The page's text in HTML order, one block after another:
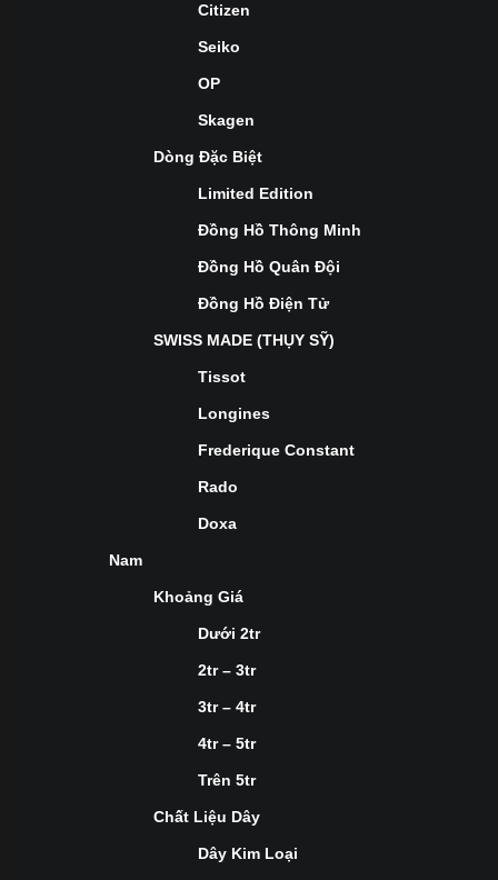
Citizen
Seiko
OP
Skagen
Dòng Đặc Biệt
Limited Edition
Đồng Hồ Thông Minh
Đồng Hồ Quân Đội
Đồng Hồ Điện Tử
SWISS MADE (THỤY SỸ)
Tissot
Longines
Frederique Constant
Rado
Doxa
Nam
Khoảng Giá
Dưới 2tr
2tr – 3tr
3tr – 4tr
4tr – 5tr
Trên 5tr
Chất Liệu Dây
Dây Kim Loại